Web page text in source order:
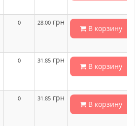
0 28.00 грн
В корзину
0 31.85 грн
В корзину
0 31.85 грн
В корзину